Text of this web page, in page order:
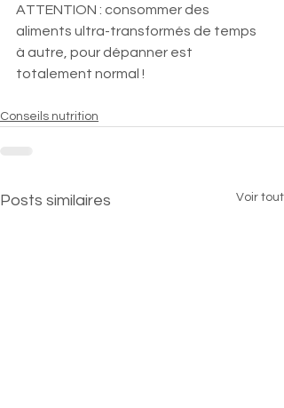
ATTENTION : consommer des
aliments ultra-transformés de temps
à autre, pour dépanner est
totalement normal !
Conseils nutrition
Posts similaires Voir tout